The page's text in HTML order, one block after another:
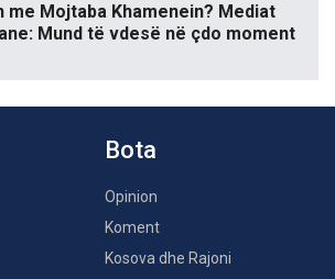
me Mojtaba Khamenein? Mediat
Mund të vdesë në çdo moment
Bota
Opinion
Koment
Kosova dhe Rajoni